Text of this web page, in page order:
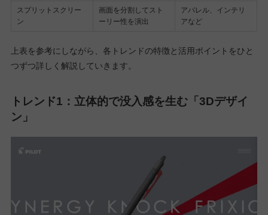
スプリットスクリー
ン
画面を分割してスト
ーリー性を演出
アパレル、インテリ
アなど
上表を参考にしながら、各トレンドの特徴と活用ポイントをひと
つずつ詳しく解説していきます。
トレンド1：立体的で没入感を生む「3Dデザイ
ン」